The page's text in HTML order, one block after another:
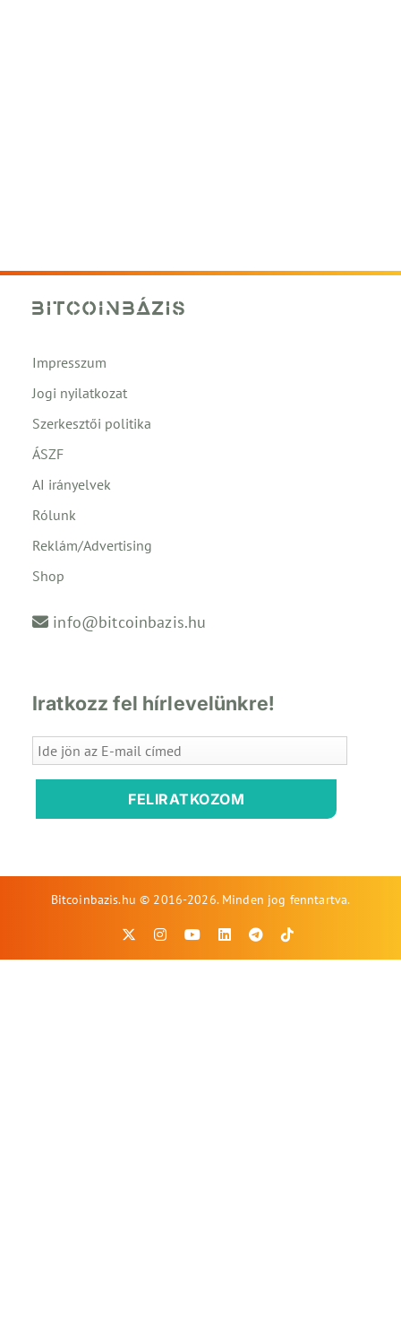
Impresszum
Jogi nyilatkozat
Szerkesztői politika
ÁSZF
AI irányelvek
Rólunk
Reklám/Advertising
Shop
info@bitcoinbazis.hu
Iratkozz fel hírlevelünkre!
FELIRATKOZOM
Bitcoinbazis.hu © 2016-2026. Minden jog fenntartva.